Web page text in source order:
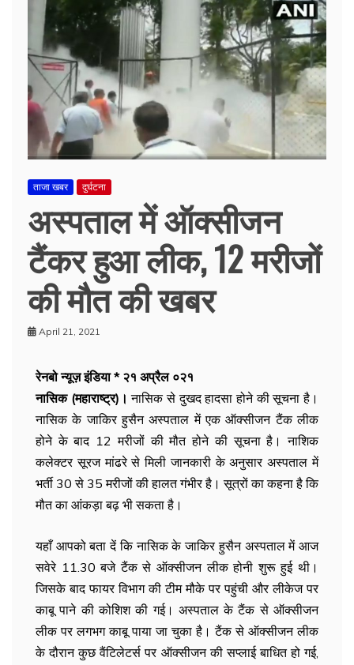
ताजा खबर दुर्घटना
अस्पताल में ऑक्सीजन
टैंकर हुआ लीक, 12 मरीजों
की मौत की खबर
April 21, 2021
रेनबो न्यूज़ इंडिया * २१ अप्रैल ०२१
नासिक (महाराष्ट्र)। नासिक से दुखद हादसा होने की सूचना है।
नासिक के जाकिर हुसैन अस्पताल में एक ऑक्सीजन टैंक लीक
होने के बाद 12 मरीजों की मौत होने की सूचना है। नाशिक
कलेक्टर सूरज मांढरे से मिली जानकारी के अनुसार अस्पताल में
भर्ती 30 से 35 मरीजों की हालत गंभीर है। सूत्रों का कहना है कि
मौत का आंकड़ा बढ़ भी सकता है।
यहाँ आपको बता दें कि नासिक के जाकिर हुसैन अस्पताल में आज
सवेरे 11.30 बजे टैंक से ऑक्सीजन लीक होनी शुरू हुई थी।
जिसके बाद फायर विभाग की टीम मौके पर पहुंची और लीकेज पर
काबू पाने की कोशिश की गई। अस्पताल के टैंक से ऑक्सीजन
लीक पर लगभग काबू पाया जा चुका है। टैंक से ऑक्सीजन लीक
के दौरान कुछ वैंटिलेटर्स पर ऑक्सीजन की सप्लाई बाधित हो गई,